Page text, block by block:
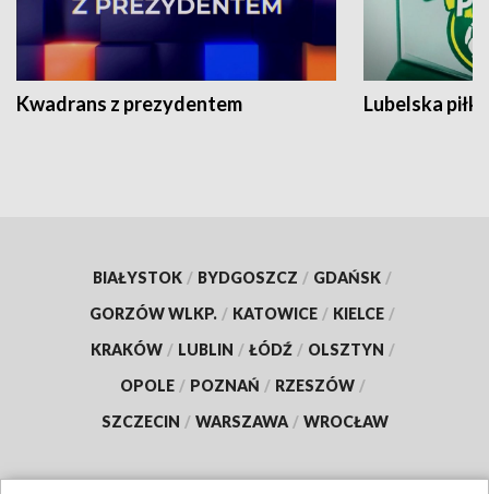
Kwadrans z prezydentem Lubelska piłka
BIAŁYSTOK / BYDGOSZCZ / GDAŃSK /
GORZÓW WLKP. / KATOWICE / KIELCE /
KRAKÓW / LUBLIN / ŁÓDŹ / OLSZTYN /
OPOLE / POZNAŃ / RZESZÓW /
SZCZECIN / WARSZAWA / WROCŁAW